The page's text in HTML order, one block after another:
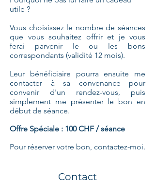
utile ?
Vous choisissez le nombre de séances
que vous souhaitez offrir et je vous
ferai parvenir le ou les bons
correspondants (validité 12 mois).
Leur bénéficiaire pourra ensuite me
contacter à sa convenance pour
convenir d'un rendez-vous, puis
simplement me présenter le bon en
début de séance.
Offre Spéciale : 100 CHF / séance
Pour réserver votre bon, contactez-moi.
Contact